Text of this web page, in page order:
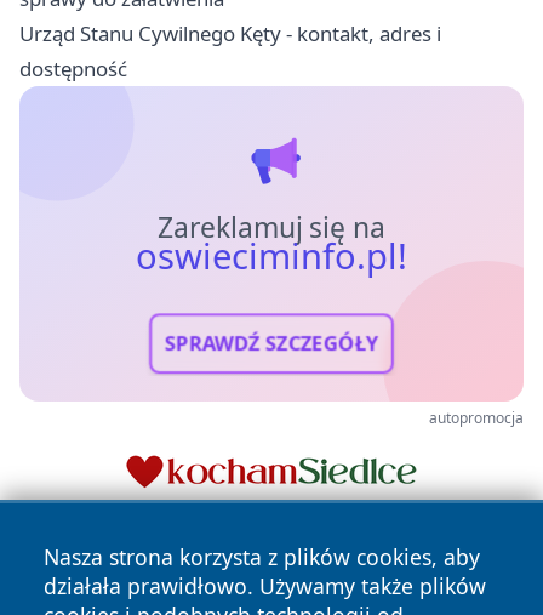
Urząd Stanu Cywilnego Kęty - kontakt, adres i
dostępność
Zareklamuj się na
oswieciminfo.pl!
SPRAWDŹ SZCZEGÓŁY
autopromocja
Nasza strona korzysta z plików cookies, aby
działała prawidłowo. Używamy także plików